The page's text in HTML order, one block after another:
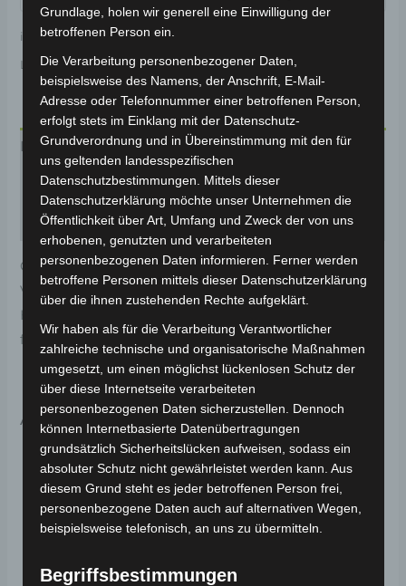
inkl. 19 % MwSt.Kostenloser Versand
Lieferzeit:Versandfertig innerhalb 24 Stunden*
Beschreibung
Produktsicherheit
Rezensionen (0)
Original-Ersatzteil für den Elektro-Scooter VSM.
Vordere radachse für optimale Funktionalität und
Haltbarkeit. Weitere Informationen zum Fahrzeug
findest du hier:
Volta Motor Elektro-Scooter VSM
Ähnliche Produkte
Grundlage, holen wir generell eine Einwilligung der
betroffenen Person ein.
Die Verarbeitung personenbezogener Daten,
beispielsweise des Namens, der Anschrift, E-Mail-
Adresse oder Telefonnummer einer betroffenen Person,
erfolgt stets im Einklang mit der Datenschutz-
Grundverordnung und in Übereinstimmung mit den für
uns geltenden landesspezifischen
Datenschutzbestimmungen. Mittels dieser
Datenschutzerklärung möchte unser Unternehmen die
Öffentlichkeit über Art, Umfang und Zweck der von uns
erhobenen, genutzten und verarbeiteten
personenbezogenen Daten informieren. Ferner werden
betroffene Personen mittels dieser Datenschutzerklärung
über die ihnen zustehenden Rechte aufgeklärt.
Wir haben als für die Verarbeitung Verantwortlicher
zahlreiche technische und organisatorische Maßnahmen
umgesetzt, um einen möglichst lückenlosen Schutz der
über diese Internetseite verarbeiteten
personenbezogenen Daten sicherzustellen. Dennoch
können Internetbasierte Datenübertragungen
grundsätzlich Sicherheitslücken aufweisen, sodass ein
absoluter Schutz nicht gewährleistet werden kann. Aus
diesem Grund steht es jeder betroffenen Person frei,
personenbezogene Daten auch auf alternativen Wegen,
beispielsweise telefonisch, an uns zu übermitteln.
Begriffsbestimmungen